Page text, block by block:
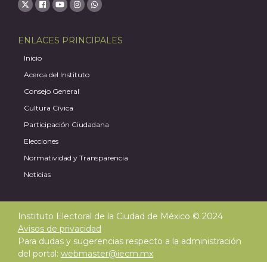
ENLACES PRINCIPALES
Inicio
Acerca del Instituto
Consejo General
Cultura Cívica
Participación Ciudadana
Elecciones
Normatividad y Transparencia
Noticias
Instituto Electoral de la Ciudad de México © 2024
Avisos de privacidad
Para dudas y sugerencias respecto a la administración
del portal: webmaster@iecm.mx